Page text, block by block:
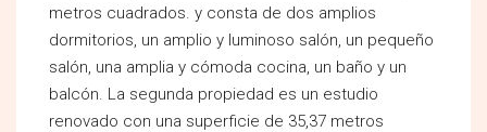
metros cuadrados. y consta de dos amplios
dormitorios, un amplio y luminoso salón, un pequeño
salón, una amplia y cómoda cocina, un baño y un
balcón. La segunda propiedad es un estudio
renovado con una superficie de 35,37 metros